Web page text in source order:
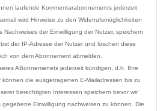
laufende Kommentarabonnements jederzeit
wird Hinweise zu den Widerrufsmöglichkeiten
Nachweises der Einwilligung der Nutzer, speichern
der IP-Adresse der Nutzer und löschen diese
von dem Abonnement abmelden.
ABonnemenets jederzeit kündigen, d.h. Ihre
können die ausgetragenen E-Mailadressen bis zu
berechtigten Interessen speichern bevor wir
Einwilligung nachweisen zu können. Die